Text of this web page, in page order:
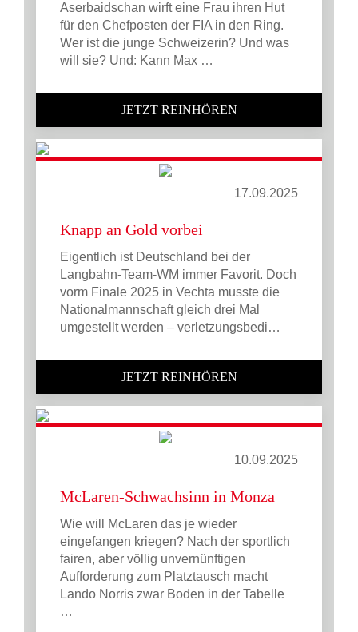
Aserbaidschan wirft eine Frau ihren Hut
für den Chefposten der FIA in den Ring.
Wer ist die junge Schweizerin? Und was
will sie? Und: Kann Max …
JETZT REINHÖREN
17.09.2025
Knapp an Gold vorbei
Eigentlich ist Deutschland bei der
Langbahn-Team-WM immer Favorit. Doch
vorm Finale 2025 in Vechta musste die
Nationalmannschaft gleich drei Mal
umgestellt werden – verletzungsbedi…
JETZT REINHÖREN
10.09.2025
McLaren-Schwachsinn in Monza
Wie will McLaren das je wieder
eingefangen kriegen? Nach der sportlich
fairen, aber völlig unvernünftigen
Aufforderung zum Platztausch macht
Lando Norris zwar Boden in der Tabelle
…